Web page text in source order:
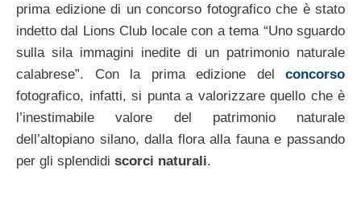
prima edizione di un concorso fotografico che è stato
indetto dal Lions Club locale con a tema “Uno sguardo
sulla sila immagini inedite di un patrimonio naturale
calabrese”. Con la prima edizione del concorso
fotografico, infatti, si punta a valorizzare quello che è
l’inestimabile valore del patrimonio naturale
dell’altopiano silano, dalla flora alla fauna e passando
per gli splendidi scorci naturali.